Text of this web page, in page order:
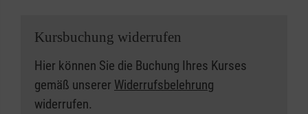
Kursbuchung widerrufen
Hier können Sie die Buchung Ihres Kurses
gemäß unserer Widerrufsbelehrung
widerrufen.